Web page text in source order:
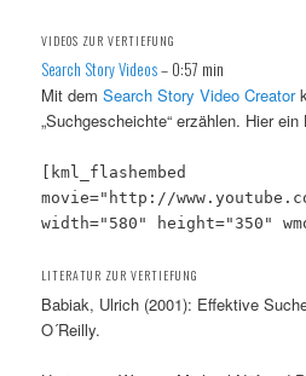
VIDEOS ZUR VERTIEFUNG
Search Story Videos– 0:57 min
Mit demSearch Story Video Creator
„Suchgescheichte“ erzählen. Hier ein
[kml_flashembed
movie="http://
width="580" height="350"
LITERATUR ZUR VERTIEFUNG
Babiak, Ulrich (2001): Effektive
O´Reilly.